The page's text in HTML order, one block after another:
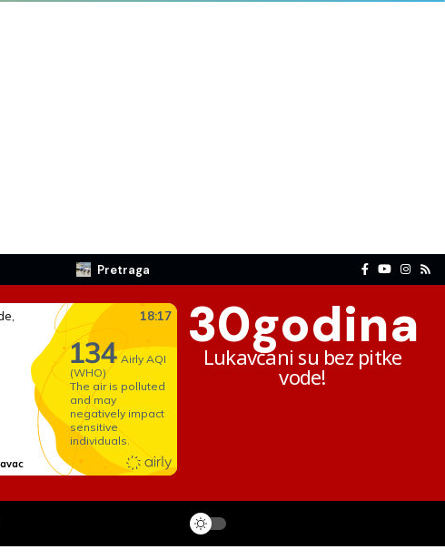
Pretraga
30godina
Lukavčani su bez pitke
vode!